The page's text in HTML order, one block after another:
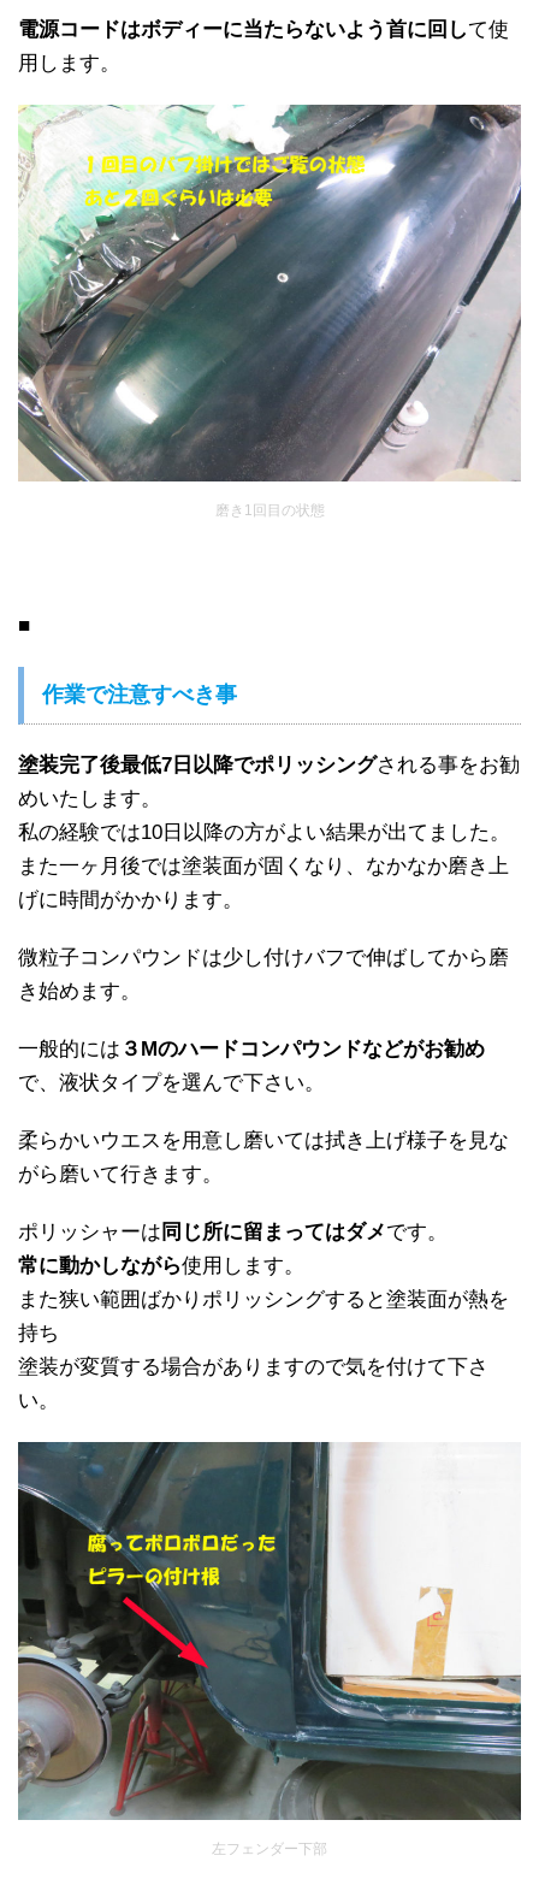
電源コードはボディーに当たらないよう首に回して使
用します。
磨き1回目の状態
■
作業で注意すべき事
塗装完了後最低7日以降でポリッシングされる事をお勧
めいたします。
私の経験では10日以降の方がよい結果が出てました。
また一ヶ月後では塗装面が固くなり、なかなか磨き上
げに時間がかかります。
微粒子コンパウンドは少し付けバフで伸ばしてから磨
き始めます。
一般的には ３Mのハードコンパウンドなどがお勧め
で、液状タイプを選んで下さい。
柔らかいウエスを用意し磨いては拭き上げ様子を見な
がら磨いて行きます。
ポリッシャーは 同じ所に留まってはダメです。
常に動かしながら使用します。
また狭い範囲ばかりポリッシングすると塗装面が熱を
持ち
塗装が変質する場合がありますので気を付けて下さ
い。
左フェンダー下部